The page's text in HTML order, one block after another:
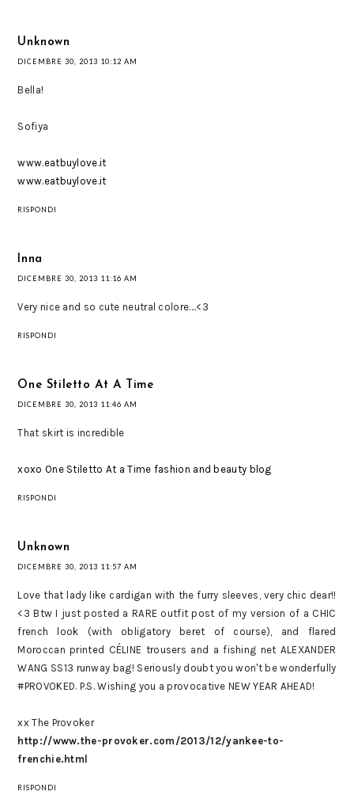
Unknown
DICEMBRE 30, 2013 10:12 AM
Bella!
Sofiya
www.eatbuylove.it
www.eatbuylove.it
RISPONDI
Inna
DICEMBRE 30, 2013 11:16 AM
Very nice and so cute neutral colore....<3
RISPONDI
One Stiletto At A Time
DICEMBRE 30, 2013 11:46 AM
That skirt is incredible
xoxo One Stiletto At a Time fashion and beauty blog
RISPONDI
Unknown
DICEMBRE 30, 2013 11:57 AM
Love that lady like cardigan with the furry sleeves, very chic dear!!
<3 Btw I just posted a RARE outfit post of my version of a CHIC
french look (with obligatory beret of course), and flared
Moroccan printed CÉLINE trousers and a fishing net ALEXANDER
WANG SS13 runway bag! Seriously doubt you won't be wonderfully
#PROVOKED. P.S. Wishing you a provocative NEW YEAR AHEAD!
xx The Provoker
http://www.the-provoker.com/2013/12/yankee-to-
frenchie.html
RISPONDI